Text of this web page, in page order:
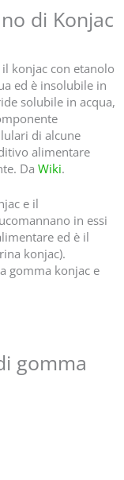
di Konjac
konjac con etanolo
ed è insolubile in
solubile in acqua,
di alcune
alimentare
Da Wiki.
e il
in essi
ed è il
konjac).
gomma konjac e
gomma